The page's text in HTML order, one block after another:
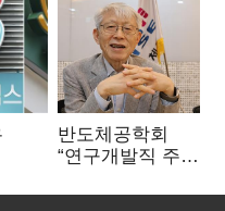
안보
반도체공학회
“연구개발직 주
개선해야”